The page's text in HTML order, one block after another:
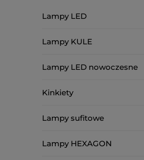
Lampy LED
Lampy KULE
Lampy LED nowoczesne
Kinkiety
Lampy sufitowe
Lampy HEXAGON